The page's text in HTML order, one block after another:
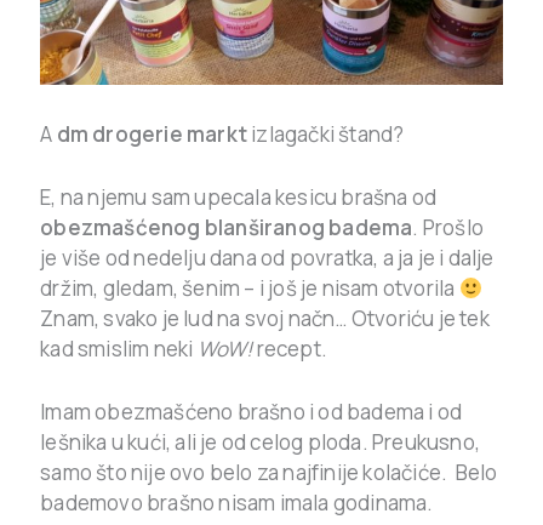
A dm drogerie marktizlagački štand?
E, na njemu sam upecala kesicu brašna od
obezmašćenog blanširanog badema. Prošlo
je više od nedelju dana od povratka, a ja je i dalje
držim, gledam, šenim – i još je nisam otvorila
Znam, svako je lud na svoj načn… Otvoriću je tek
kad smislim neki WoW!recept.
Imam obezmašćeno brašno i od badema i od
lešnika u kući, ali je od celog ploda. Preukusno,
samo što nije ovo belo za najfinije kolačiće. Belo
bademovo brašno nisam imala godinama.